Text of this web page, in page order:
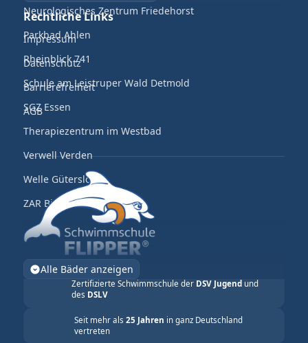
Neurologisches Zentrum Friedehorst
Parkbad Ahlen
Rheinblick 741
Schule am Leistruper Wald Detmold
SGZ Essen
Therapiezentrum im Westbad
Verwell Verden
Welle Gütersloh
ZAR Bielefeld
Alle Bäder anzeigen
Rechtliche Links
Impressum
Datenschutz
Barrierefreiheit
AGB
Zertifizierte Schwimmschule der DSV Jugend und
des DSLV
Seit mehr als25 Jahren in ganz Deutschland
vertreten